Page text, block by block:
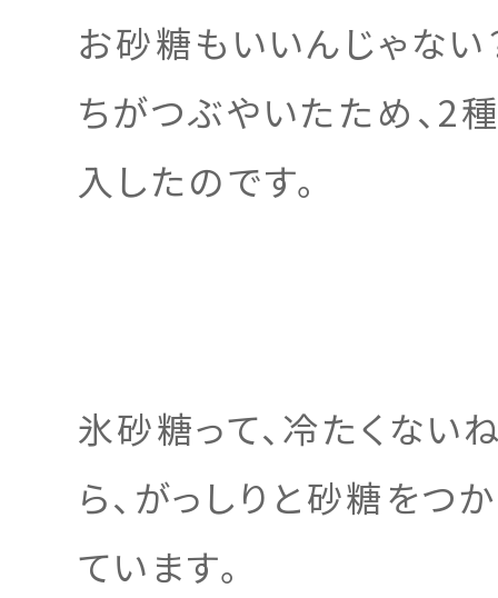
お砂糖もいいんじゃない
ちがつぶやいたため、2
入したのです。
氷砂糖って、冷たくない
ら、がっしりと砂糖をつ
ています。